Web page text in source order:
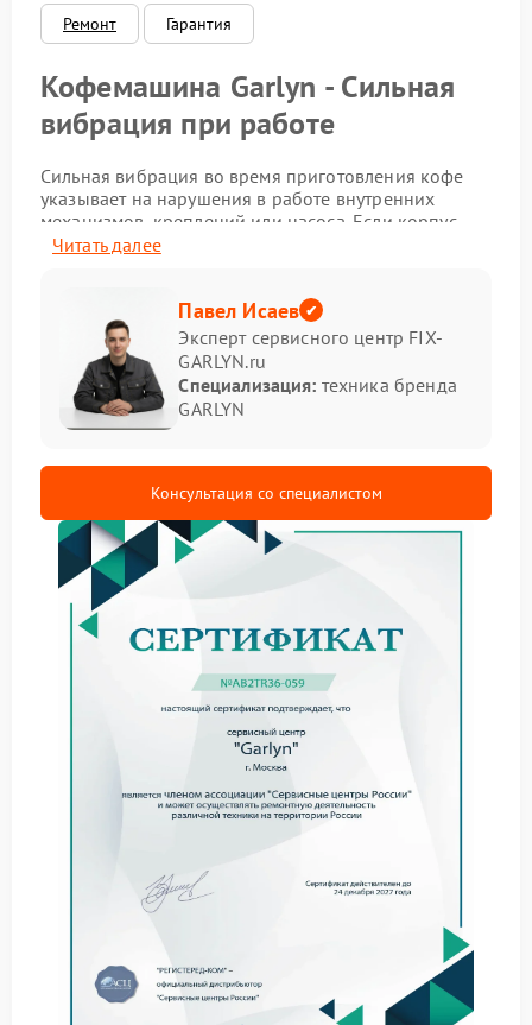
Ремонт Гарантия
Кофемашина Garlyn - Сильная
вибрация при работе
Сильная вибрация во время приготовления кофе
указывает на нарушения в работе внутренних
механизмов, креплений или насоса. Если корпус
дрожит сильнее привычного, а звук стал резким и
комфорт, но и на ресурс техники.
Что может вызывать вибрацию
Наиболее вероятные причины:
поддон или резервуар установлены с перекосом;
внутри появились загрязнения, мешающие
нормальной работе.
В сервисе Garlyn оценивают не один элемент, а всю
связку деталей, которые участвуют в подаче воды и
приготовлении напитка. Это позволяет определить,
где именно возник сбой и какой ремонт нужен в
Какие признаки нельзя
Стоит обратить внимание на такие изменения:
корпус смещается на поверхности;
появляется дребезжание при нагреве;
звук работы становится заметно громче.
сервисный центр Garlyn рекомендует не
откладывать диагностику причины.
Продолжительная нагрузка может затронуть
Читать далее
Павел Исаев
Эксперт сервисного центр FIX-
GARLYN.ru
Специализация: техника бренда
GARLYN
Консультация со специалистом